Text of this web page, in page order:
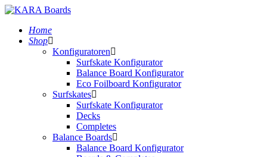
Home
Shop
Konfiguratoren
Surfskate Konfigurator
Balance Board Konfigurator
Eco Foilboard Konfigurator
Surfskates
Surfskate Konfigurator
Decks
Completes
Balance Boards
Balance Board Konfigurator